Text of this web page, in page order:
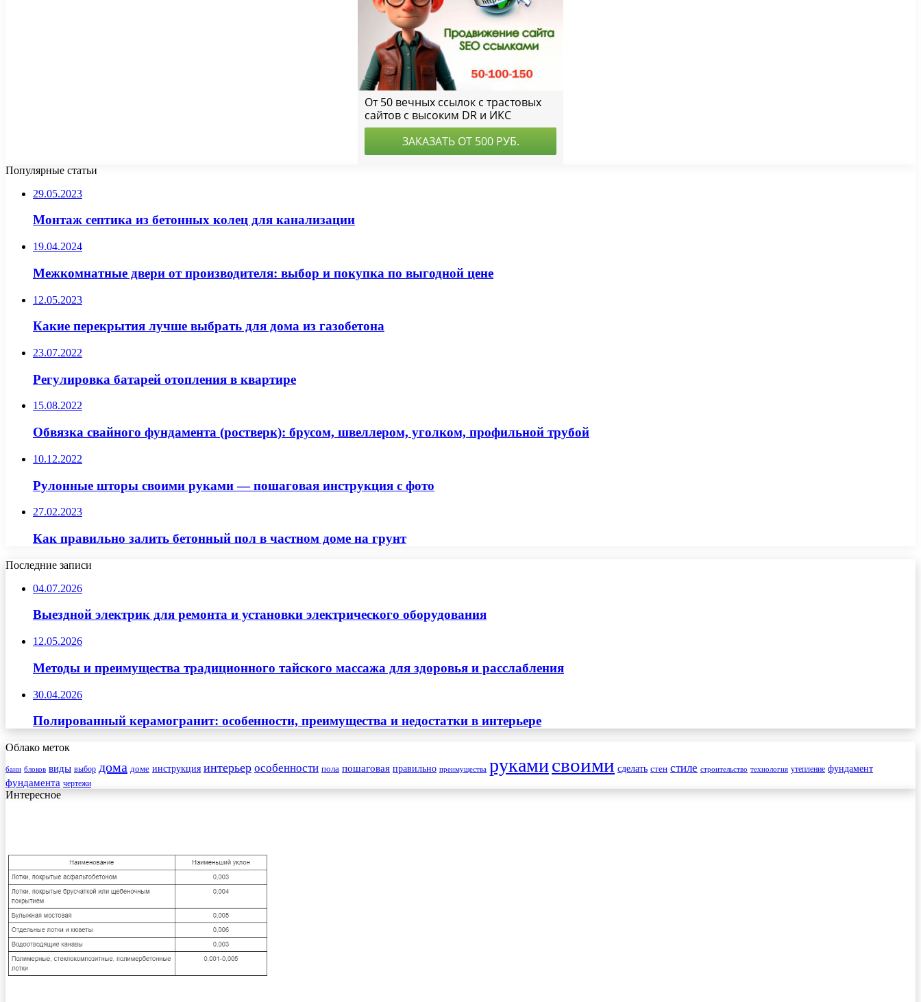
Популярные статьи
29.05.2023
Монтаж септика из бетонных колец для канализации
19.04.2024
Межкомнатные двери от производителя: выбор и покупка по выгодной цене
12.05.2023
Какие перекрытия лучше выбрать для дома из газобетона
23.07.2022
Регулировка батарей отопления в квартире
15.08.2022
Обвязка свайного фундамента (ростверк): брусом, швеллером, уголком, профильной трубой
10.12.2022
Рулонные шторы своими руками — пошаговая инструкция с фото
27.02.2023
Как правильно залить бетонный пол в частном доме на грунт
Последние записи
04.07.2026
Выездной электрик для ремонта и установки электрического оборудования
12.05.2026
Методы и преимущества традиционного тайского массажа для здоровья и расслабления
30.04.2026
Полированный керамогранит: особенности, преимущества и недостатки в интерьере
Облако меток
бани блоков виды выбор дома доме инструкция интерьер особенности пола пошаговая правильно преимущества рукамисвоими сделать стен стиле строительство технология утепление фундамент
фундамента чертежи
Интересное